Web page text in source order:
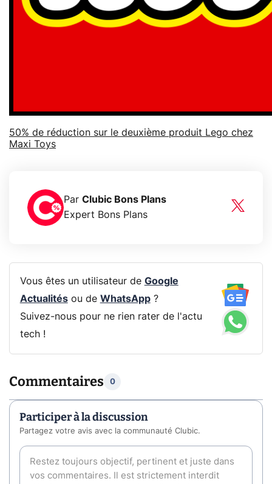
50% de réduction sur le deuxième produit Lego chez
Maxi Toys
Par Clubic Bons Plans
Expert Bons Plans
Vous êtes un utilisateur de Google
Actualitésou de WhatsApp?
Suivez-nous pour ne rien rater de l'actu
tech !
Commentaires 0
Participer à la discussion
Partagez votre avis avec la communauté Clubic.